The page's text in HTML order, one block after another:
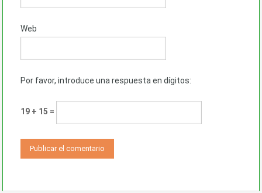
Web
Por favor, introduce una respuesta en dígitos:
19 + 15 =